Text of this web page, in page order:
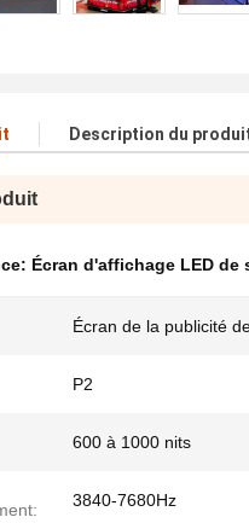
Description du
Écran d'affichage LED de
Écran de la publicité
P2
600 à 1000 nits
3840-7680Hz